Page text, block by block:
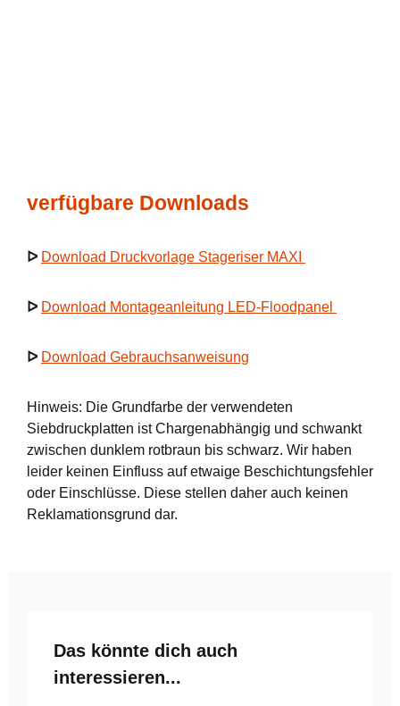
verfügbare Downloads
ᐅ Download Druckvorlage Stageriser MAXI
ᐅ Download Montageanleitung LED-Floodpanel
ᐅ Download Gebrauchsanweisung
Hinweis: Die Grundfarbe der verwendeten
Siebdruckplatten ist Chargenabhängig und schwankt
zwischen dunklem rotbraun bis schwarz. Wir haben
leider keinen Einfluss auf etwaige Beschichtungsfehler
oder Einschlüsse. Diese stellen daher auch keinen
Reklamationsgrund dar.
Produktgalerie überspringen
Das könnte dich auch
interessieren...